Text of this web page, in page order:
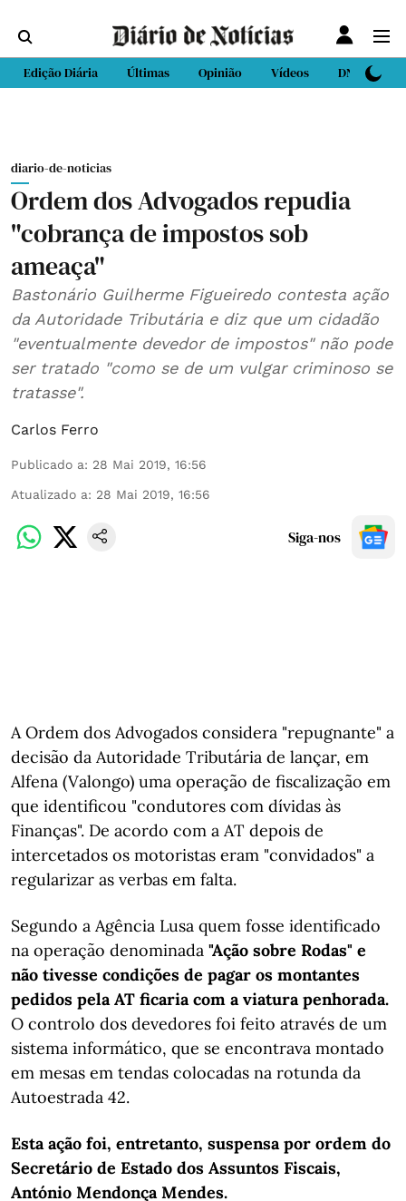
Edição Diária Últimas Opinião Vídeos DN Sport
diario-de-noticias
Ordem dos Advogados repudia
"cobrança de impostos sob
ameaça"
Bastonário Guilherme Figueiredo contesta ação
da Autoridade Tributária e diz que um cidadão
"eventualmente devedor de impostos" não pode
ser tratado "como se de um vulgar criminoso se
tratasse".
Carlos Ferro
Publicado a: 28 Mai 2019, 16:56
Atualizado a: 28 Mai 2019, 16:56
Siga-nos
A Ordem dos Advogados considera "repugnante" a
decisão da Autoridade Tributária de lançar, em
Alfena (Valongo) uma operação de fiscalização em
que identificou "condutores com dívidas às
Finanças". De acordo com a AT depois de
intercetados os motoristas eram "convidados" a
regularizar as verbas em falta.
Segundo a Agência Lusa quem fosse identificado
na operação denominada "Ação sobre Rodas" e
não tivesse condições de pagar os montantes
pedidos pela AT ficaria com a viatura penhorada.
O controlo dos devedores foi feito através de um
sistema informático, que se encontrava montado
em mesas em tendas colocadas na rotunda da
Autoestrada 42.
Esta ação foi, entretanto, suspensa por ordem do
Secretário de Estado dos Assuntos Fiscais,
António Mendonça Mendes.